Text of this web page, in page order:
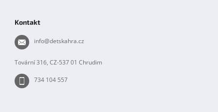
Kontakt
info@detskahra.cz
Tovární 316, CZ-537 01 Chrudim
734 104 557